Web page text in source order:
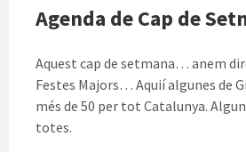
Agenda de Cap de
Aquest cap de setmana… anem
Festes Majors… Aquií algunes de
més de 50 per tot Catalunya.
totes.